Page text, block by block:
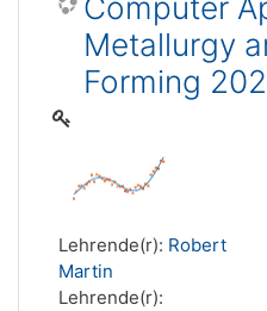
Computer
Metallurgy
Forming
Lehrende(r): Robert
Martin
Lehrende(r):